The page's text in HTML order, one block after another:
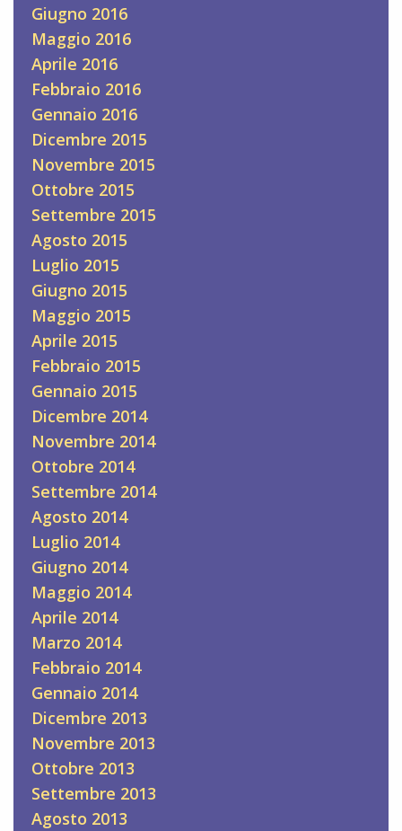
Giugno 2016
Maggio 2016
Aprile 2016
Febbraio 2016
Gennaio 2016
Dicembre 2015
Novembre 2015
Ottobre 2015
Settembre 2015
Agosto 2015
Luglio 2015
Giugno 2015
Maggio 2015
Aprile 2015
Febbraio 2015
Gennaio 2015
Dicembre 2014
Novembre 2014
Ottobre 2014
Settembre 2014
Agosto 2014
Luglio 2014
Giugno 2014
Maggio 2014
Aprile 2014
Marzo 2014
Febbraio 2014
Gennaio 2014
Dicembre 2013
Novembre 2013
Ottobre 2013
Settembre 2013
Agosto 2013